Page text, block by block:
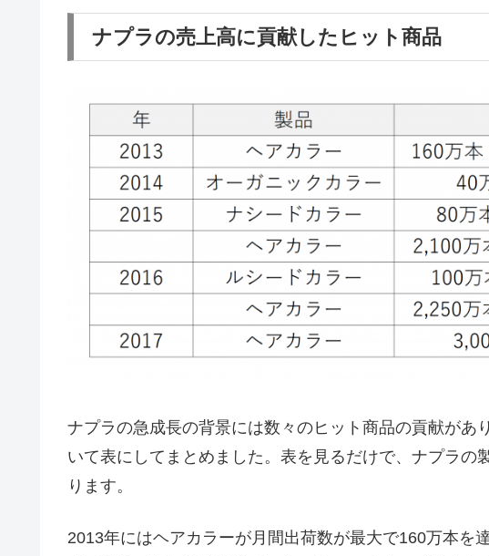
ナプラの売上高に貢献したヒット商品
ナプラの急成長の背景には数々のヒット商品の貢献があ
いて表にしてまとめました。表を見るだけで、ナプラの
ります。
2013年にはヘアカラーが月間出荷数が最大で160万本を